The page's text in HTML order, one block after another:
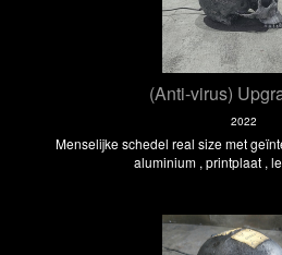
(Anti-virus)
2022
Menselijke schedel real size met
aluminium , printplaat ,